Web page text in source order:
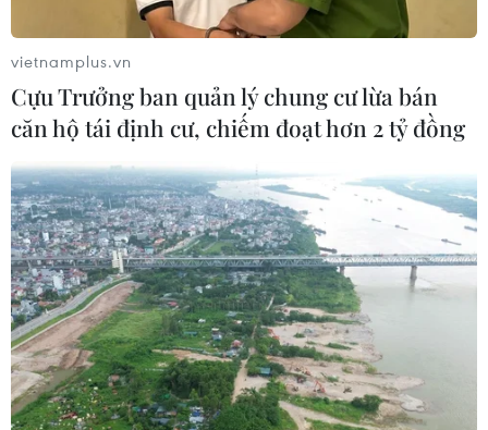
Liên minh châu Âu điều chỉnh danh sách
các đối tượng khủng bố
04/02/2022 15:00
Danh sách các đối tượng khủng bố mà Liên minh châu
Âu mới điều chỉnh, bao gồm 13 người, 21 nhóm và tổ
chức, sẽ bị phong tỏa quỹ và các tài sản tài chính khác
vietnamplus.vn
Cựu Trưởng ban quản lý chung cư lừa bán
căn hộ tái định cư, chiếm đoạt hơn 2 tỷ đồng